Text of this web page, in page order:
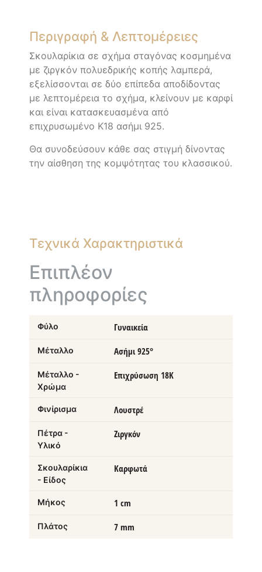
Περιγραφή & Λεπτομέρειες
Σκουλαρίκια σε σχήμα σταγόνας κοσμημένα
με ζιργκόν πολυεδρικής κοπής λαμπερά,
εξελίσσονται σε δύο επίπεδα αποδίδοντας
με λεπτομέρεια το σχήμα, κλείνουν με καρφί
και είναι κατασκευασμένα από
επιχρυσωμένο Κ18 ασήμι 925.
Θα συνοδεύσουν κάθε σας στιγμή δίνοντας
την αίσθηση της κομψότητας του κλασσικού.
Τεχνικά Χαρακτηριστικά
Επιπλέον
πληροφορίες
Φύλο Γυναικεία
Μέταλλο Ασήμι 925°
Μέταλλο -
Χρώμα
Επιχρύσωση 18Κ
Φινίρισμα Λουστρέ
Πέτρα -
Υλικό
Ζιργκόν
Σκουλαρίκια
- Είδος
Καρφωτά
Μήκος 1 cm
Πλάτος 7 mm